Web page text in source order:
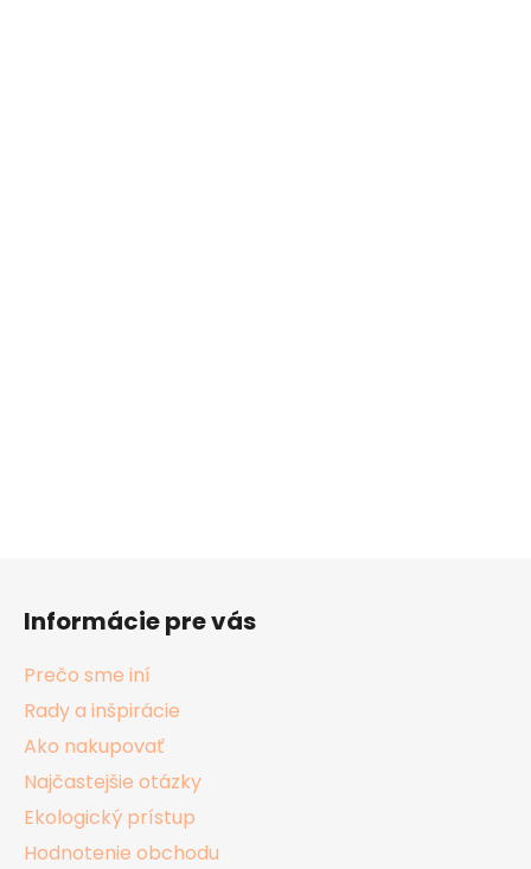
Informácie pre vás
Prečo sme iní
Rady a inšpirácie
Ako nakupovať
Najčastejšie otázky
Ekologický prístup
Hodnotenie obchodu